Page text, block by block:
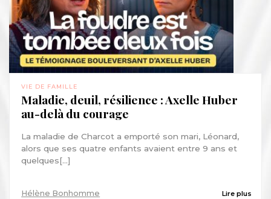
VIE DE FAMILLE
Maladie, deuil, résilience : Axelle Huber
au-delà du courage
La maladie de Charcot a emporté son mari, Léonard,
alors que ses quatre enfants avaient entre 9 ans et
quelques[...]
Hélène Bonhomme Lire plus